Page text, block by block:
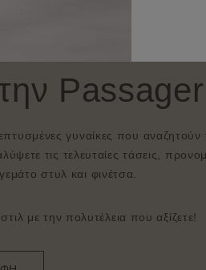
Passager
γυναίκες που αναζητούν
τις τελευταίες τάσεις,
στυλ και φινέτσα.
με την πολυτέλεια που αξίζετε!